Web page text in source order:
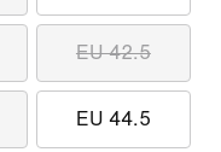
EU 42.5
EU 44.5